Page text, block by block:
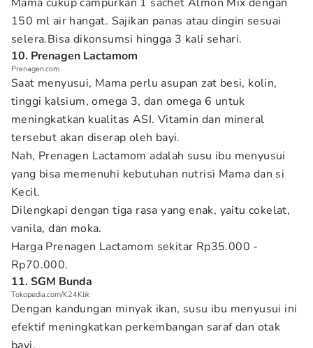
150 ml air hangat. Sajikan panas atau dingin sesuai
selera.Bisa dikonsumsi hingga 3 kali sehari.
10. Prenagen Lactamom
Prenagen.com
Saat menyusui, Mama perlu asupan zat besi, kolin,
tinggi kalsium, omega 3, dan omega 6 untuk
meningkatkan kualitas ASI. Vitamin dan mineral
tersebut akan diserap oleh bayi.
Nah, Prenagen Lactamom adalah susu ibu menyusui
yang bisa memenuhi kebutuhan nutrisi Mama dan si
Kecil.
Dilengkapi dengan tiga rasa yang enak, yaitu cokelat,
vanila, dan moka.
Harga Prenagen Lactamom sekitar Rp35.000 -
Rp70.000.
11. SGM Bunda
Tokopedia.com/K24Klik
Dengan kandungan minyak ikan, susu ibu menyusui ini
efektif meningkatkan perkembangan saraf dan otak